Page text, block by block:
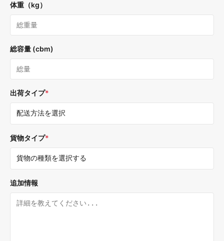
体重（kg）
総容量 (cbm)
出荷タイプ*
貨物タイプ*
追加情報